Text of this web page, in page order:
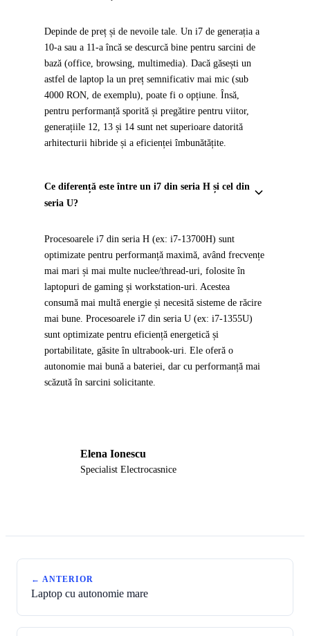
Depinde de preț și de nevoile tale. Un i7 de generația a
10-a sau a 11-a încă se descurcă bine pentru sarcini de
bază (office, browsing, multimedia). Dacă găsești un
astfel de laptop la un preț semnificativ mai mic (sub
4000 RON, de exemplu), poate fi o opțiune. Însă,
pentru performanță sporită și pregătire pentru viitor,
generațiile 12, 13 și 14 sunt net superioare datorită
arhitecturii hibride și a eficienței îmbunătățite.
Ce diferență este între un i7 din seria H și cel din
seria U?
Procesoarele i7 din seria H (ex: i7-13700H) sunt
optimizate pentru performanță maximă, având frecvențe
mai mari și mai multe nuclee/thread-uri, folosite în
laptopuri de gaming și workstation-uri. Acestea
consumă mai multă energie și necesită sisteme de răcire
mai bune. Procesoarele i7 din seria U (ex: i7-1355U)
sunt optimizate pentru eficiență energetică și
portabilitate, găsite în ultrabook-uri. Ele oferă o
autonomie mai bună a bateriei, dar cu performanță mai
scăzută în sarcini solicitante.
Elena Ionescu
Specialist Electrocasnice
← ANTERIOR
Laptop cu autonomie mare